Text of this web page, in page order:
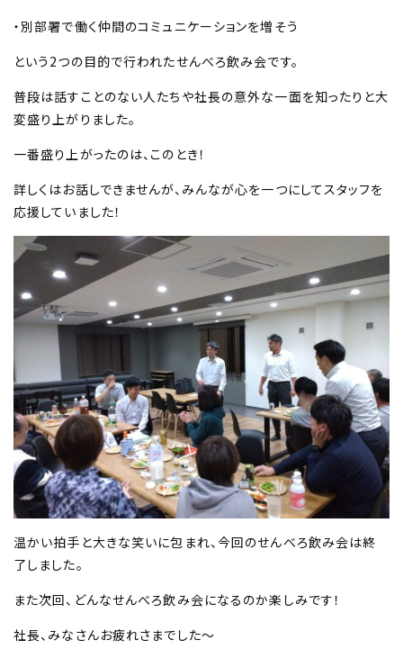
・別部署で働く仲間のコミュニケーションを増そう
という2つの目的で行われたせんべろ飲み会です。
普段は話すことのない人たちや社長の意外な一面を知ったりと大
変盛り上がりました。
一番盛り上がったのは、このとき！
詳しくはお話しできませんが、みんなが心を一つにしてスタッフを
応援していました！
温かい拍手と大きな笑いに包まれ、今回のせんべろ飲み会は終
了しました。
また次回、どんなせんべろ飲み会になるのか楽しみです！
社長、みなさんお疲れさまでした～